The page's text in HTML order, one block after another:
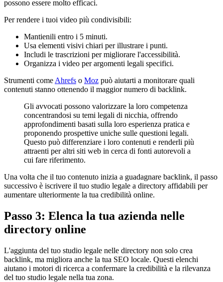
possono essere molto efficaci.
Per rendere i tuoi video più condivisibili:
Mantienili entro i 5 minuti.
Usa elementi visivi chiari per illustrare i punti.
Includi le trascrizioni per migliorare l'accessibilità.
Organizza i video per argomenti legali specifici.
Strumenti come Ahrefs o Moz può aiutarti a monitorare quali
contenuti stanno ottenendo il maggior numero di backlink.
Gli avvocati possono valorizzare la loro competenza
concentrandosi su temi legali di nicchia, offrendo
approfondimenti basati sulla loro esperienza pratica e
proponendo prospettive uniche sulle questioni legali.
Questo può differenziare i loro contenuti e renderli più
attraenti per altri siti web in cerca di fonti autorevoli a
cui fare riferimento.
Una volta che il tuo contenuto inizia a guadagnare backlink, il passo
successivo è iscrivere il tuo studio legale a directory affidabili per
aumentare ulteriormente la tua credibilità online.
Passo 3: Elenca la tua azienda nelle
directory online
L'aggiunta del tuo studio legale nelle directory non solo crea
backlink, ma migliora anche la tua SEO locale. Questi elenchi
aiutano i motori di ricerca a confermare la credibilità e la rilevanza
del tuo studio legale nella tua zona.